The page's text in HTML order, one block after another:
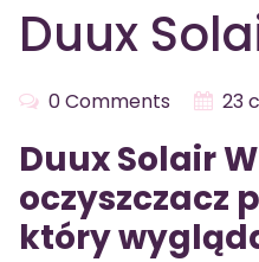
Duux
0 Comments 23
Duux Solair
oczyszczacz
który